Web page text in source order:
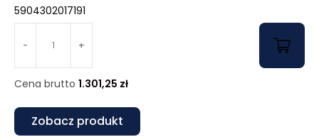
5904302017191
- +
Cena brutto 1.301,25 zł
Zobacz produkt